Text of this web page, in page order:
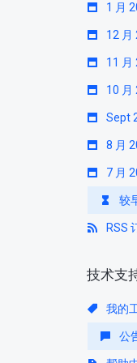
1 月
12 月
11 月
10 月
Sept
8 月
7 月
较
RSS
技术支
我的
公